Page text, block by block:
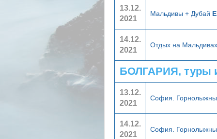
13.12.
2021
Мальдивы + Дубай
14.12.
2021
Отдых на
БОЛГАРИЯ, туры
13.12.
2021
София.
14.12.
2021
София.